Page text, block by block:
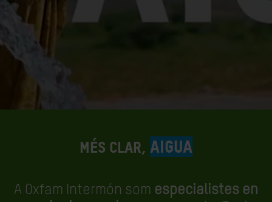
Més clar, AIGUA
A Oxfam Intermón som especialistes en